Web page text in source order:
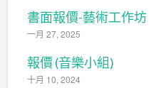
書面報價-藝術工作坊
一月 27, 2025
報價 (音樂小組)
十月 10, 2024